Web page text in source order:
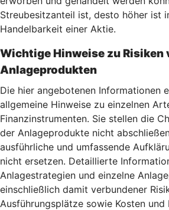
Streubesitzanteil ist, desto höher ist
Handelbarkeit einer Aktie.
Wichtige Hinweise zu Risiken
Anlageprodukten
Die hier angebotenen Informationen
allgemeine Hinweise zu einzelnen
Finanzinstrumenten. Sie stellen die
der Anlageprodukte nicht
ausführliche und umfassende
nicht ersetzen. Detaillierte
Anlagestrategien und einzelne
einschließlich damit verbundener
Ausführungsplätze sowie Kosten